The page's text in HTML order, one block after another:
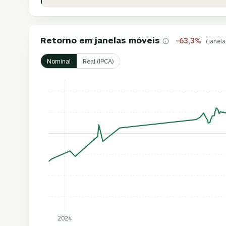
Retorno em janelas móveis -63,3%
Nominal Real (IPCA)
2024